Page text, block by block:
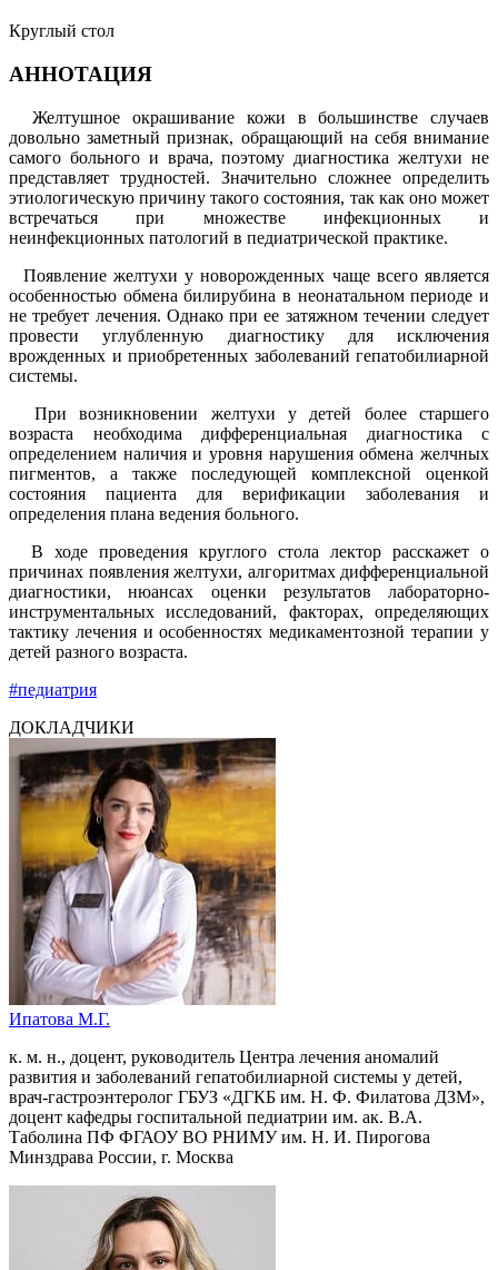
Круглый стол
АННОТАЦИЯ
Желтушное окрашивание кожи в большинстве случаев
довольно заметный признак, обращающий на себя внимание
самого больного и врача, поэтому диагностика желтухи не
представляет трудностей. Значительно сложнее определить
этиологическую причину такого состояния, так как оно может
встречаться при множестве инфекционных и
неинфекционных патологий в педиатрической практике.
Появление желтухи у новорожденных чаще всего является
особенностью обмена билирубина в неонатальном периоде и
не требует лечения. Однако при ее затяжном течении следует
провести углубленную диагностику для исключения
врожденных и приобретенных заболеваний гепатобилиарной
системы.
При возникновении желтухи у детей более старшего
возраста необходима дифференциальная диагностика с
определением наличия и уровня нарушения обмена желчных
пигментов, а также последующей комплексной оценкой
состояния пациента для верификации заболевания и
определения плана ведения больного.
В ходе проведения круглого стола лектор расскажет о
причинах появления желтухи, алгоритмах дифференциальной
диагностики, нюансах оценки результатов лабораторно-
инструментальных исследований, факторах, определяющих
тактику лечения и особенностях медикаментозной терапии у
детей разного возраста.
#педиатрия
ДОКЛАДЧИКИ
Ипатова М.Г.
к. м. н., доцент, руководитель Центра лечения аномалий
развития и заболеваний гепатобилиарной системы у детей,
врач-гастроэнтеролог ГБУЗ «ДГКБ им. Н. Ф. Филатова ДЗМ»,
доцент кафедры госпитальной педиатрии им. ак. В.А.
Таболина ПФ ФГАОУ ВО РНИМУ им. Н. И. Пирогова
Минздрава России, г. Москва